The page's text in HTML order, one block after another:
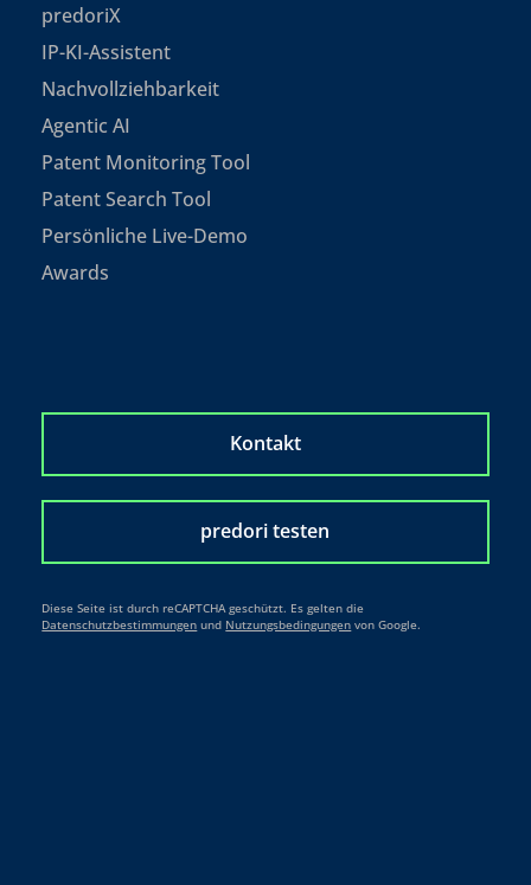
predoriX
IP-KI-Assistent
Nachvollziehbarkeit
Agentic AI
Patent Monitoring Tool
Patent Search Tool
Persönliche Live-Demo
Awards
Kontakt
predori testen
Diese Seite ist durch reCAPTCHA geschützt. Es gelten die
Datenschutzbestimmungen und Nutzungsbedingungen von Google.